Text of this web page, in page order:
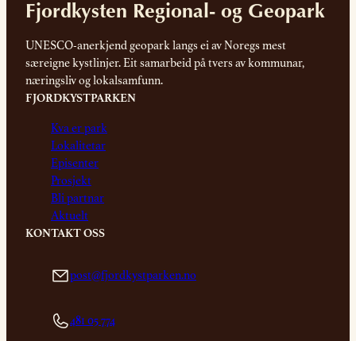
Fjordkysten Regional- og Geopark
UNESCO-anerkjend geopark langs ei av Noregs mest
særeigne kystlinjer. Eit samarbeid på tvers av kommunar,
næringsliv og lokalsamfunn.
FJORDKYSTPARKEN
Kva er park
Lokalitetar
Episenter
Prosjekt
Bli partnar
Aktuelt
KONTAKT OSS
post@fjordkystparken.no
481 05 774